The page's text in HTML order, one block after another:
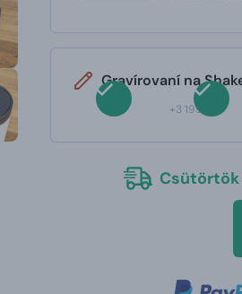
Gravírovaní na
+3 195 Ft
Csütörtök